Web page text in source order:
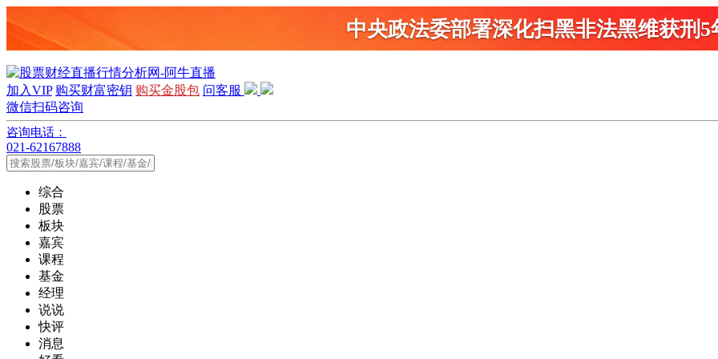
中央政法委部署深化扫黑非法黑维获刑5
加入VIP 购买财富密钥 购买金股包 问客服
微信扫码咨询
咨询电话：
021-62167888
综合
股票
板块
嘉宾
课程
基金
经理
说说
快评
消息